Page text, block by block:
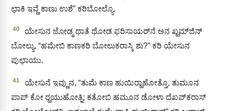
ಛಾ಼ಕಿ ಇವ್ಣೆ ಕಾಣು ಉಶೆ” ಕರಿಬೋಲ್ಯೊ.
40
ಯೇಸುನ ಜೋ಼ಡ್ಮ ಥಾತೆ ಥೋಡ ಫರಿಸಾಯರ್‌ನೆ ಅನ ಖ್ಹಮ್‌ಜಿನ್‌
ಬೋಲ್ಯು, “ಹಮೇಬಿ ಕಾಣಕರಿ ಬೋಲುಕರಾಸ್ಕಿ ಶು?” ಕರಿ ಯೇಸುನ
ಪುಛಾ಼ಯು.
41
ಯೇಸುನೆ ಇವ್ಣುನ, “ತುಮೆ ಕಾಣ ಹುಯಿರ‍್ಹಾಹೋತ್ತೊ, ತುಮೂನ
ಪಾಪ್ ಕೋ ರ‍್ಹಯುಹೋತ್ನಿ; ಕತೋಬಿ ಹಮೂನ ಡೋಳಾ ದೆಖವ್‌ಕರಾಸ್‌